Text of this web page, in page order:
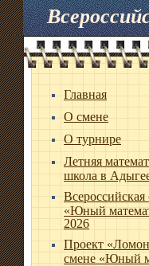
Главная
О смене
О турнире
Летняя
школа в
Всероссийская
«Юный
2026
Проект
смене «Юный